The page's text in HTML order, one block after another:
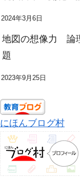
2024年3月6日
地図の想像力 論
題
2023年9月25日
にほんブログ村